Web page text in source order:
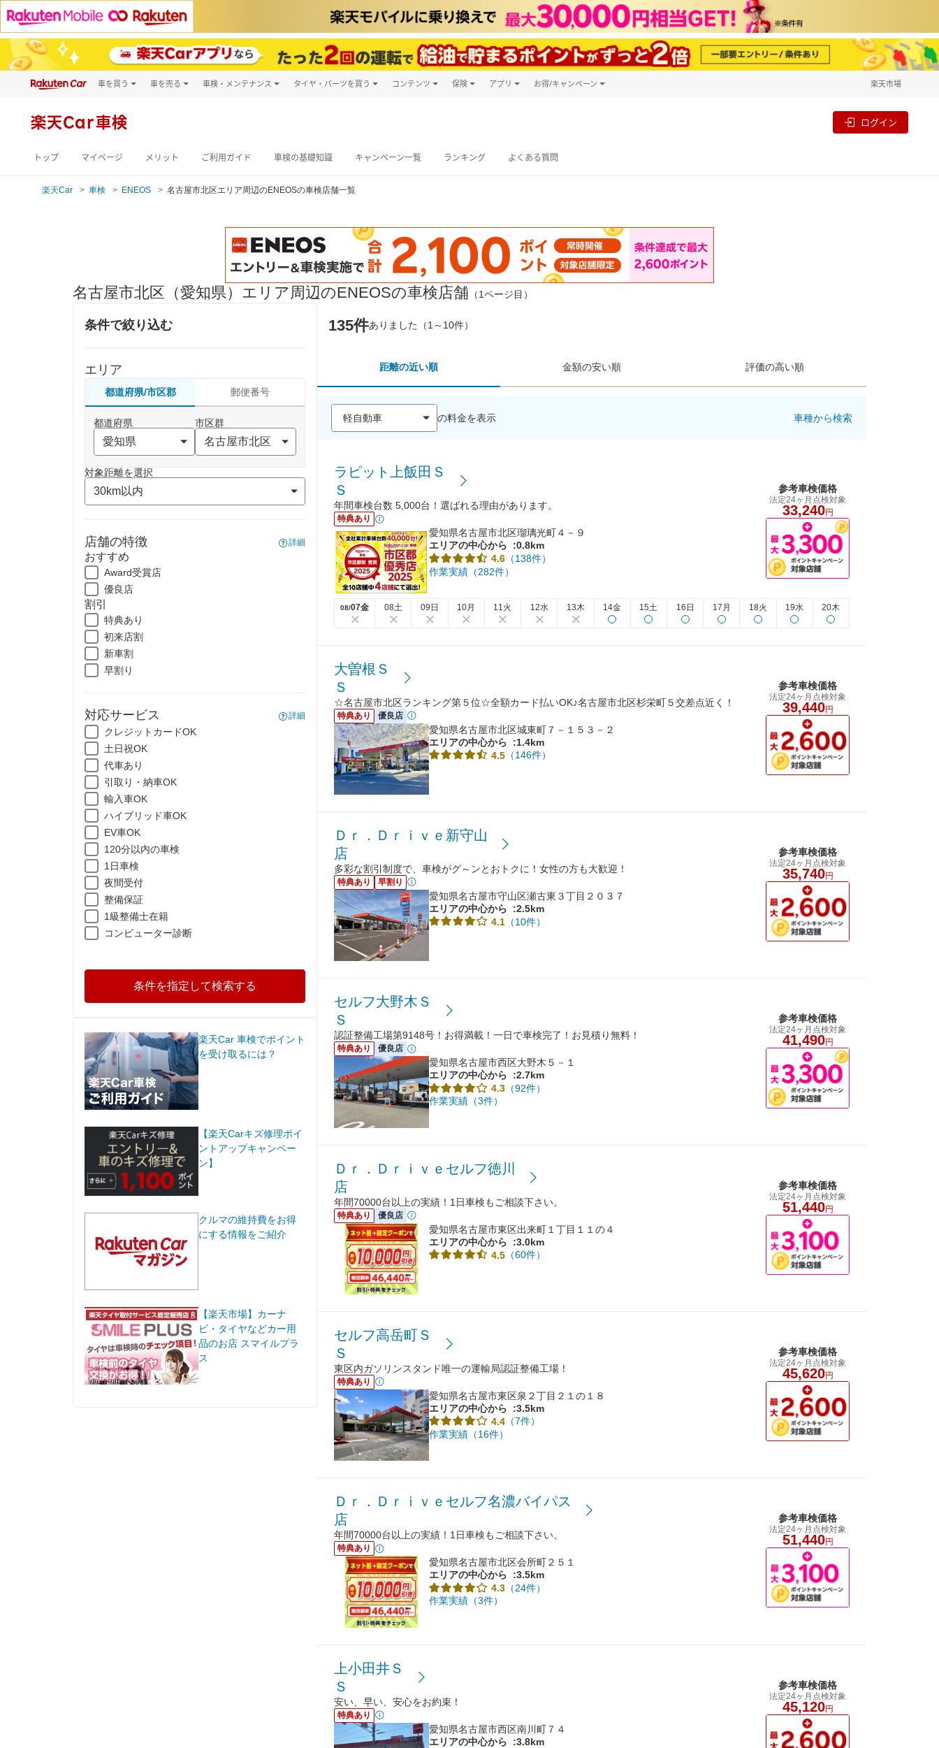
車を買う
新車
車を売る 車検・メンテナンス タイヤ・パーツを買う コンテンツ 保険 アプリ お得/キャンペーン 楽天市場
楽天Car車検 ログイン
トップ マイページ メリット ご利用ガイド 車検の基礎知識 キャンペーン一覧 ランキング よくある質問
楽天Car 車検 ENEOS 名古屋市北区エリア周辺のENEOSの車検店舗一覧
名古屋市北区（愛知県）エリア周辺のENEOSの車検店舗 （1ページ目）
条件で絞り込む
エリア
都道府県/市区郡 郵便番号
都道府県 市区群
対象距離を選択
店舗の特徴 詳細
おすすめ
Award受賞店
優良店
割引
特典あり
初来店割
新車割
早割り
対応サービス 詳細
クレジットカードOK
土日祝OK
代車あり
引取り・納車OK
輸入車OK
ハイブリッド車OK
EV車OK
120分以内の車検
1日車検
夜間受付
整備保証
1級整備士在籍
コンピューター診断
条件を指定して検索する
楽天Car 車検でポイント
を受け取るには？
【楽天Carキズ修理ポイ
ントアップキャンペー
ン】
クルマの維持費をお得
にする情報をご紹介
【楽天市場】カーナ
ビ・タイヤなどカー用
品のお店 スマイルプラ
ス
135件ありました（1～10件）
距離の近い順 金額の安い順 評価の高い順
の料金を表示 車種から検索
ラピット上飯田Ｓ
Ｓ
年間車検台数 5,000台！選ばれる理由があります。
特典あり
愛知県名古屋市北区瑠璃光町４－９
エリアの中心から
:0.8km
4.6 （138件）
作業実績（282件）
参考車検価格
法定24ヶ月点検対象
33,240円
08/07金 08土 09日 10月 11火 12水 13木 14金 15土 16日 17月 18火 19水 20木
大曽根Ｓ
Ｓ
☆名古屋市北区ランキング第５位☆全額カード払いOK♪名古屋市北区杉栄町５交差点近く！
特典あり 優良店
愛知県名古屋市北区城東町７－１５３－２
エリアの中心から
:1.4km
4.5 （146件）
参考車検価格
法定24ヶ月点検対象
39,440円
Ｄｒ．Ｄｒｉｖｅ新守山
店
多彩な割引制度で、車検がグ～ンとおトクに！女性の方も大歓迎！
特典あり 早割り
愛知県名古屋市守山区瀬古東３丁目２０３７
エリアの中心から
:2.5km
4.1 （10件）
参考車検価格
法定24ヶ月点検対象
35,740円
セルフ大野木Ｓ
Ｓ
認証整備工場第9148号！お得満載！一日で車検完了！お見積り無料！
特典あり 優良店
愛知県名古屋市西区大野木５－１
エリアの中心から
:2.7km
4.3 （92件）
作業実績（3件）
参考車検価格
法定24ヶ月点検対象
41,490円
Ｄｒ．Ｄｒｉｖｅセルフ徳川
店
年間70000台以上の実績！1日車検もご相談下さい。
特典あり 優良店
愛知県名古屋市東区出来町１丁目１１の４
エリアの中心から
:3.0km
4.5 （60件）
参考車検価格
法定24ヶ月点検対象
51,440円
セルフ高岳町Ｓ
Ｓ
東区内ガソリンスタンド唯一の運輸局認証整備工場！
特典あり
愛知県名古屋市東区泉２丁目２１の１８
エリアの中心から
:3.5km
4.4 （7件）
作業実績（16件）
参考車検価格
法定24ヶ月点検対象
45,620円
Ｄｒ．Ｄｒｉｖｅセルフ名濃バイパス
店
年間70000台以上の実績！1日車検もご相談下さい。
特典あり
愛知県名古屋市北区会所町２５１
エリアの中心から
:3.5km
4.3 （24件）
作業実績（3件）
参考車検価格
法定24ヶ月点検対象
51,440円
上小田井Ｓ
Ｓ
安い、早い、安心をお約束！
特典あり
愛知県名古屋市西区南川町７４
エリアの中心から
:3.8km
参考車検価格
法定24ヶ月点検対象
45,120円